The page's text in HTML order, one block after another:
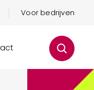
Voor bedrijven